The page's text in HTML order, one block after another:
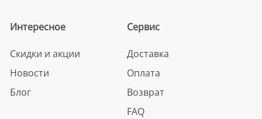
Интересное
Скидки и акции
Новости
Блог
Сервис
Доставка
Оплата
Возврат
FAQ